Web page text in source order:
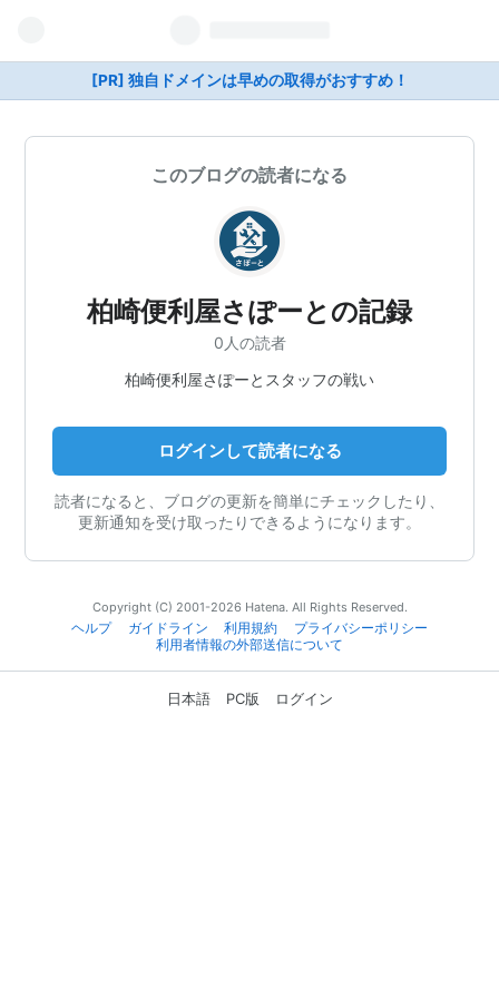
[PR] 独自ドメインは早めの取得がおすすめ！
このブログの読者になる
柏崎便利屋さぽーとの記録
0人の読者
柏崎便利屋さぽーとスタッフの戦い
ログインして読者になる
読者になると、ブログの更新を簡単にチェックしたり、
更新通知を受け取ったりできるようになります。
Copyright (C) 2001-2026 Hatena. All Rights Reserved.
ヘルプ
ガイドライン 利用規約
プライバシーポリシー
利用者情報の外部送信について
日本語 PC版 ログイン